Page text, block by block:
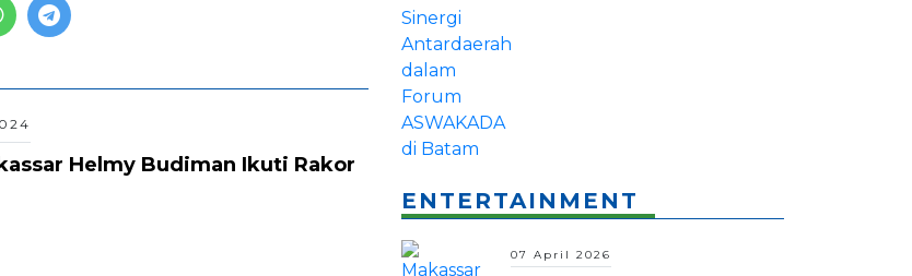
Helmy Budiman Ikuti Rakor
ENTERTAINMENT
07 April 2026